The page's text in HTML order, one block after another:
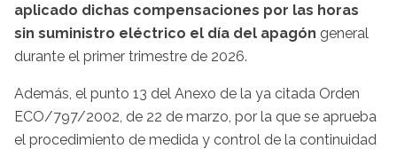
aplicado dichas compensaciones por las horas
sin suministro eléctrico el día del apagón general
durante el primer trimestre de 2026.
Además, el punto 13 del Anexo de la ya citada Orden
ECO/797/2002, de 22 de marzo, por la que se aprueba
el procedimiento de medida y control de la continuidad